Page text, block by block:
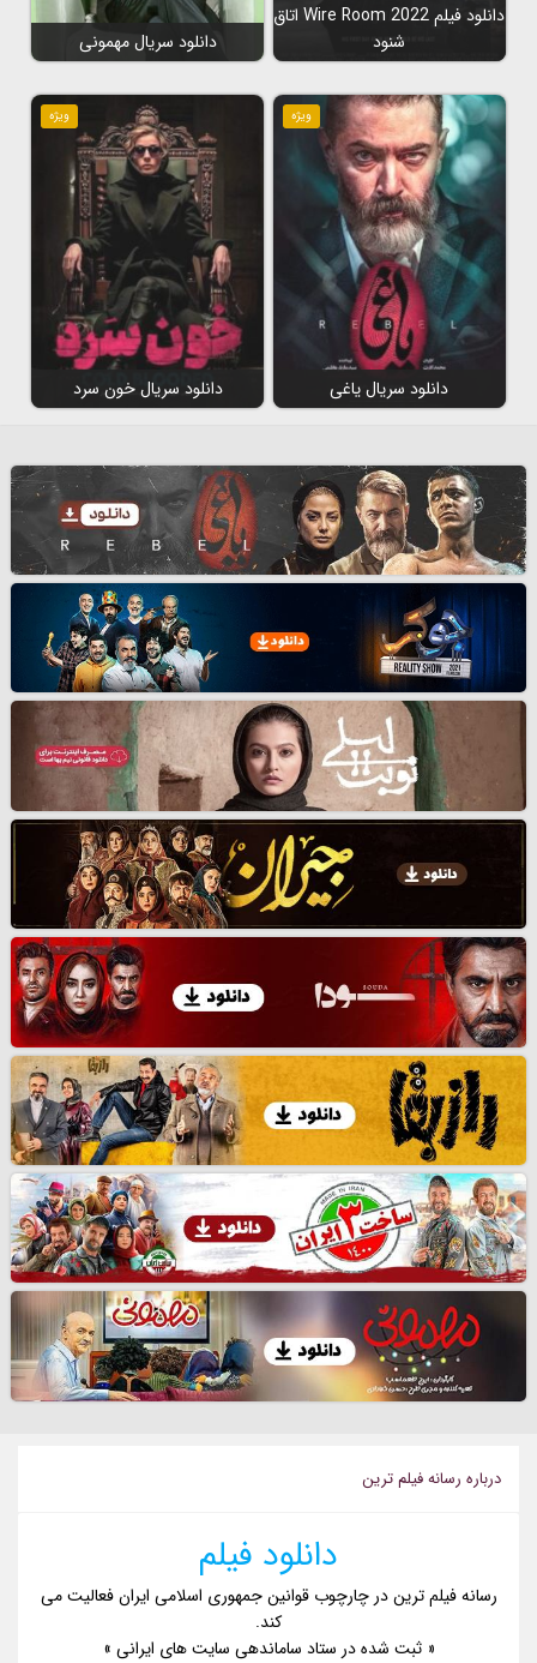
دانلود فیلم Wire Room 2022 اتاق
شنود
دانلود سریال مهمونی
ویژه
دانلود سریال یاغی
ویژه
دانلود سریال خون سرد
درباره رسانه فيلم ترين
دانلود فیلم
رسانه فیلم ترین در چارچوب قوانین جمهوری اسلامی ایران فعالیت می
کند.
« ثبت شده در ستاد ساماندهی سایت های ایرانی »